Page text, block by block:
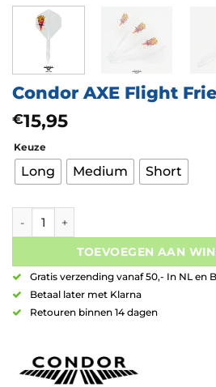
Condor AXE Flight
€15,95
Keuze
Long Medium Short
TOEVOEGEN AAN
Gratis verzending vanaf 50,- In NL en
Betaal later met Klarna
Retouren binnen 14 dagen